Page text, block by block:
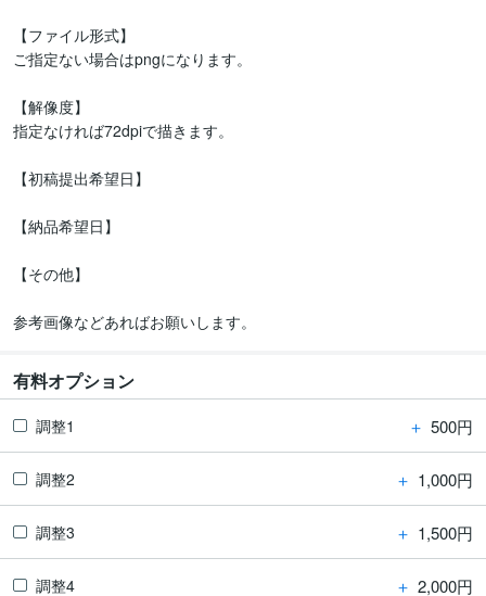
【ファイル形式】
ご指定ない場合はpngになります。
【解像度】
指定なければ72dpiで描きます。
【初稿提出希望日】
【納品希望日】
【その他】
参考画像などあればお願いします。
有料オプション
調整1 ＋ 500円
調整2 ＋ 1,000円
調整3 ＋ 1,500円
調整4 ＋ 2,000円